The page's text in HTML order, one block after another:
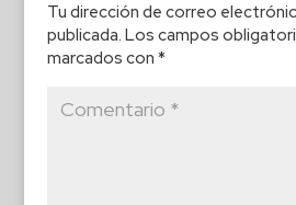
Tu dirección de correo
publicada. Los campos
marcados con *